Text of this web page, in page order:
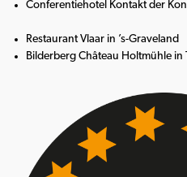
Conferentiehotel Kontakt der
Restaurant Vlaar in ’s-Graveland
Bilderberg Château Holtmühle in